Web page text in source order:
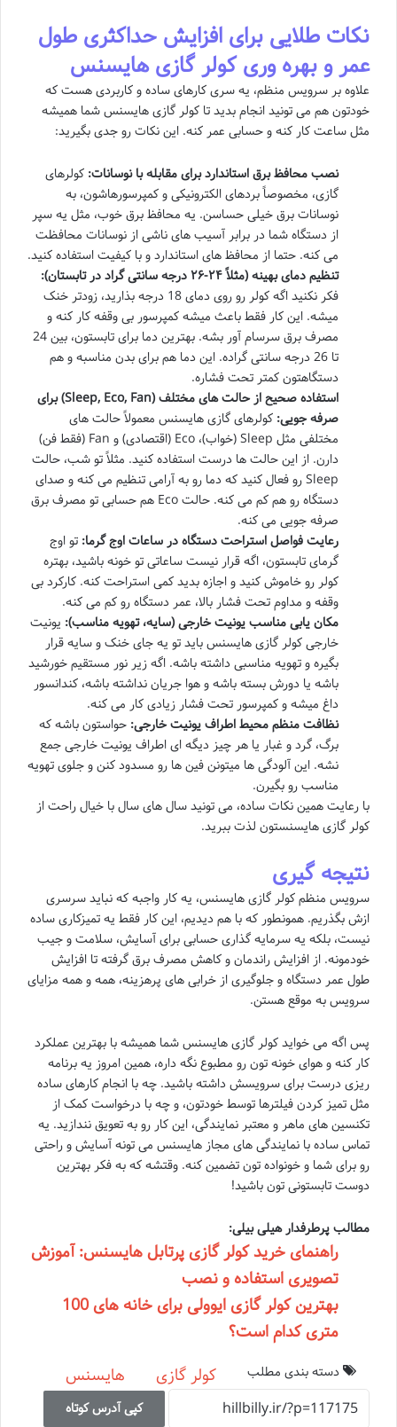
نکات طلایی برای افزایش حداکثری طول
عمر و بهره وری کولر گازی هایسنس
علاوه بر سرویس منظم، یه سری کارهای ساده و کاربردی هست که
خودتون هم می تونید انجام بدید تا کولر گازی هایسنس شما همیشه
مثل ساعت کار کنه و حسابی عمر کنه. این نکات رو جدی بگیرید:
نصب محافظ برق استاندارد برای مقابله با نوسانات: کولرهای
گازی، مخصوصاً بردهای الکترونیکی و کمپرسورهاشون، به
نوسانات برق خیلی حساسن. یه محافظ برق خوب، مثل یه سپر
از دستگاه شما در برابر آسیب های ناشی از نوسانات محافظت
می کنه. حتما از محافظ های استاندارد و با کیفیت استفاده کنید.
تنظیم دمای بهینه (مثلاً ۲۴-۲۶ درجه سانتی گراد در تابستان):
فکر نکنید اگه کولر رو روی دمای 18 درجه بذارید، زودتر خنک
میشه. این کار فقط باعث میشه کمپرسور بی وقفه کار کنه و
مصرف برق سرسام آور بشه. بهترین دما برای تابستون، بین 24
تا 26 درجه سانتی گراده. این دما هم برای بدن مناسبه و هم
دستگاهتون کمتر تحت فشاره.
استفاده صحیح از حالت های مختلف (Sleep, Eco, Fan) برای
صرفه جویی: کولرهای گازی هایسنس معمولاً حالت های
مختلفی مثل Sleep (خواب)، Eco (اقتصادی) و Fan (فقط فن)
دارن. از این حالت ها درست استفاده کنید. مثلاً تو شب، حالت
Sleep رو فعال کنید که دما رو به آرامی تنظیم می کنه و صدای
دستگاه رو هم کم می کنه. حالت Eco هم حسابی تو مصرف برق
صرفه جویی می کنه.
رعایت فواصل استراحت دستگاه در ساعات اوج گرما: تو اوج
گرمای تابستون، اگه قرار نیست ساعاتی تو خونه باشید، بهتره
کولر رو خاموش کنید و اجازه بدید کمی استراحت کنه. کارکرد بی
وقفه و مداوم تحت فشار بالا، عمر دستگاه رو کم می کنه.
مکان یابی مناسب یونیت خارجی (سایه، تهویه مناسب): یونیت
خارجی کولر گازی هایسنس باید تو یه جای خنک و سایه قرار
بگیره و تهویه مناسبی داشته باشه. اگه زیر نور مستقیم خورشید
باشه یا دورش بسته باشه و هوا جریان نداشته باشه، کندانسور
داغ میشه و کمپرسور تحت فشار زیادی کار می کنه.
نظافت منظم محیط اطراف یونیت خارجی: حواستون باشه که
برگ، گرد و غبار یا هر چیز دیگه ای اطراف یونیت خارجی جمع
نشه. این آلودگی ها میتونن فین ها رو مسدود کنن و جلوی تهویه
مناسب رو بگیرن.
با رعایت همین نکات ساده، می تونید سال های سال با خیال راحت از
کولر گازی هایسنستون لذت ببرید.
نتیجه گیری
سرویس منظم کولر گازی هایسنس، یه کار واجبه که نباید سرسری
ازش بگذریم. همونطور که با هم دیدیم، این کار فقط یه تمیزکاری ساده
نیست، بلکه یه سرمایه گذاری حسابی برای آسایش، سلامت و جیب
خودمونه. از افزایش راندمان و کاهش مصرف برق گرفته تا افزایش
طول عمر دستگاه و جلوگیری از خرابی های پرهزینه، همه و همه مزایای
سرویس به موقع هستن.
پس اگه می خواید کولر گازی هایسنس شما همیشه با بهترین عملکرد
کار کنه و هوای خونه تون رو مطبوع نگه داره، همین امروز یه برنامه
ریزی درست برای سرویسش داشته باشید. چه با انجام کارهای ساده
مثل تمیز کردن فیلترها توسط خودتون، و چه با درخواست کمک از
تکنسین های ماهر و معتبر نمایندگی، این کار رو به تعویق نندازید. یه
تماس ساده با نمایندگی های مجاز هایسنس می تونه آسایش و راحتی
رو برای شما و خونواده تون تضمین کنه. وقتشه که به فکر بهترین
دوست تابستونی تون باشید!
مطالب پرطرفدار هیلی بیلی:
راهنمای خرید کولر گازی پرتابل هایسنس: آموزش
تصویری استفاده و نصب
بهترین کولر گازی ایوولی برای خانه های 100
متری کدام است؟
دسته بندی مطلب کولر گازی هایسنس
کپی آدرس کوتاه